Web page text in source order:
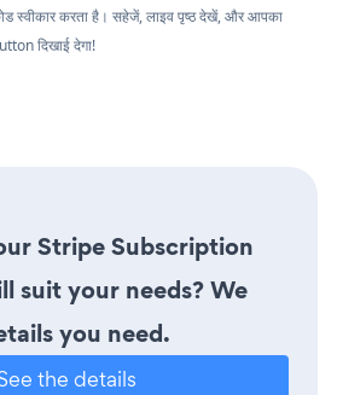
स्वीकार करता है। सहेजें, लाइव पृष्ठ देखें, और आपका
दिखाई देगा!
Stripe Subscription
suit your needs? We
you need.
the details